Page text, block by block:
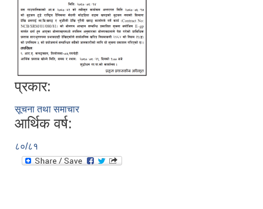
प्रकार:
सूचना तथा समाचार
आर्थिक वर्ष:
८०/८१